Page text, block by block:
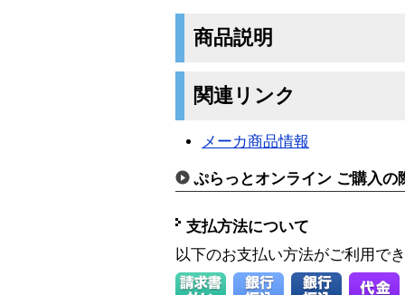
商品説明
関連リンク
メーカ商品情報
ぷらっとオンライン ご購入の
支払方法について
以下のお支払い方法がご利用で